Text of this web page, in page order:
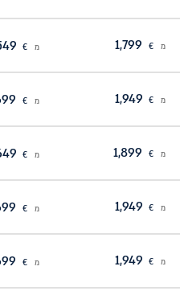
מ € מ €
מ € מ €
מ € מ €
מ € מ €
מ € מ €